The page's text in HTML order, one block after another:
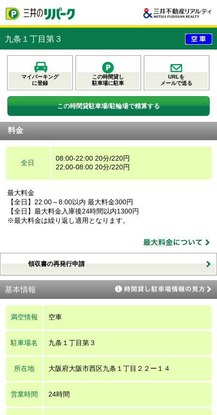
九条１丁目第３
マイパーキング
に登録
この時間貸し
駐車場に駐車
URLを
メールで送る
この時間貸駐車場/駐輪場で精算する
料金
全日
08:00-22:00 20分/220円
22:00-08:00 20分/220円
最大料金
【全日】22:00～8:00以内 最大料金300円
【全日】最大料金入庫後24時間以内1300円
※最大料金は繰り返し適用となります。
領収書の再発行申請
基本情報
満空情報 空車
駐車場名 九条１丁目第３
所在地 大阪府大阪市西区九条１丁目２２ー１４
営業時間 24時間